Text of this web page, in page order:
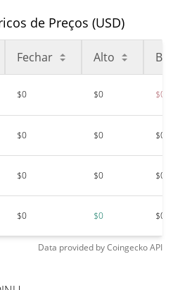
50.51%
de Preços (USD)
Fechar Alto
$0 $0 $0
$0 $0 $0
$0 $0 $0
$0 $0 $0
Data provided byCoingeckoAPI